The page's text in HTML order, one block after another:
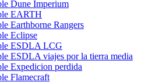
Dune Imperium
EARTH
Earthborne Rangers
Eclipse
ESDLA LCG
ESDLA viajes por la tierra media
Expedicion perdida
Flamecraft